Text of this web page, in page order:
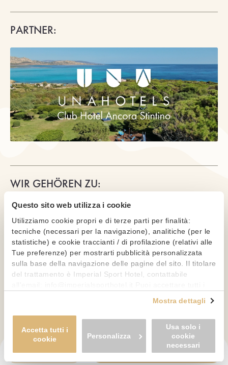
Questo sito web utilizza i cookie
Utilizziamo cookie propri e di terze parti per finalità:
tecniche (necessari per la navigazione), analitiche (per le
statistiche) e cookie traccianti / di profilazione (relativi alle
Tue preferenze) per mostrarti pubblicità personalizzata
sulla base della navigazione delle pagine del sito. Il titolare
del trattamento è Imperial Sport Hotel, contattabile
proseguire cliccando su "Usa solo i cookie necessari" o
gestire le tue preferenze facendo clic su "Personalizza". Al
fine di revocare il consenso prestato e visualizzare le
informazioni complete sul trattamento dei dati clicca qui: "
" Allo stesso link trovi la nostra informativa
estesa sui cookie.
Mostra dettagli
Accetta tutti i
cookie
Personalizza
Usa solo i
cookie
necessari
BUCHEN ANFRAGEN
PARTNER:
WIR GEHÖREN ZU: